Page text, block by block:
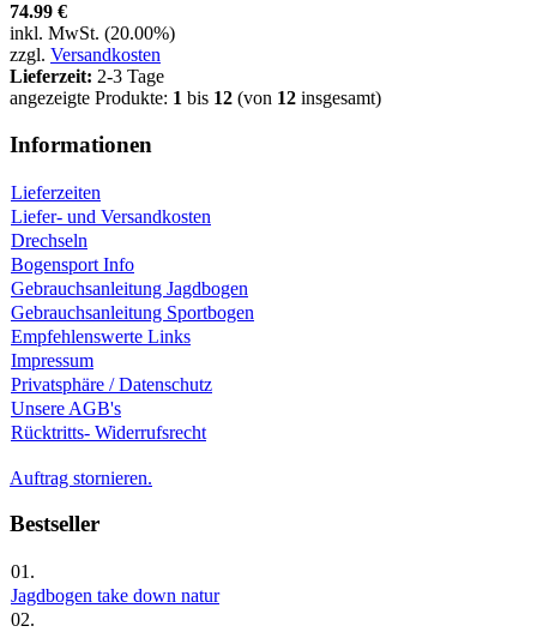
74.99 €
inkl. MwSt. (20.00%)
zzgl. Versandkosten
Lieferzeit: 2-3 Tage
angezeigte Produkte: 1 bis 12 (von 12 insgesamt)
Informationen
Lieferzeiten
Liefer- und Versandkosten
Drechseln
Bogensport Info
Gebrauchsanleitung Jagdbogen
Gebrauchsanleitung Sportbogen
Empfehlenswerte Links
Impressum
Privatsphäre / Datenschutz
Unsere AGB's
Rücktritts- Widerrufsrecht
Auftrag stornieren.
Bestseller
01.
Jagdbogen take down natur
02.